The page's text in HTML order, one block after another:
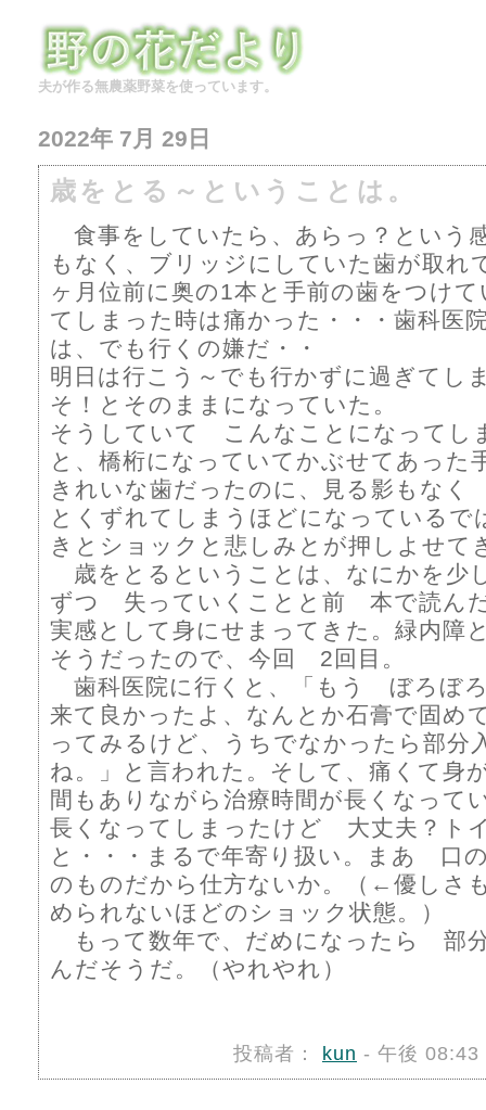
夫が作る無農薬野菜を使っています。
2022年 7月 29日
歳をとる～ということは。
食事をしていたら、あらっ？という
もなく、ブリッジにしていた歯が取れ
ヶ月位前に奥の1本と手前の歯をつけ
てしまった時は痛かった・・・歯科医
は、でも行くの嫌だ・・
明日は行こう～でも行かずに過ぎてし
そ！とそのままになっていた。
そうしていて こんなことになってし
と、橋桁になっていてかぶせてあった
きれいな歯だったのに、見る影もな
とくずれてしまうほどになっているで
きとショックと悲しみとが押しよせて
歳をとるということは、なにかを
ずつ 失っていくことと前 本で読ん
実感として身にせまってきた。緑内障
そうだったので、今回 2回目。
歯科医院に行くと、「もう ぼろぼ
来て良かったよ、なんとか石膏で固め
ってみるけど、うちでなかったら部分
ね。」と言われた。そして、痛くて身
間もありながら治療時間が長くなって
長くなってしまったけど 大丈夫？ト
と・・・まるで年寄り扱い。まあ 口
のものだから仕方ないか。（←優しさ
められないほどのショック状態。）
もって数年で、だめになったら 部
んだそうだ。（やれやれ）
投稿者： kun - 午後